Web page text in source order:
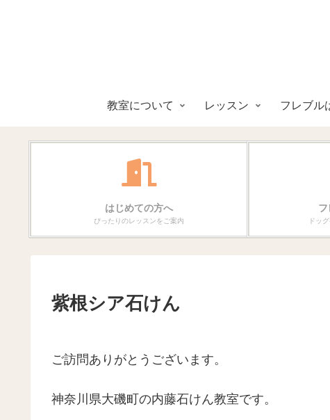
教室について レッスン フレブル
はじめての方へ
ぴったりのレッスンをご案内 ドッ
紫根シア石けん
ご訪問ありがとうございます。
神奈川県大磯町の内藤石けん教室です。